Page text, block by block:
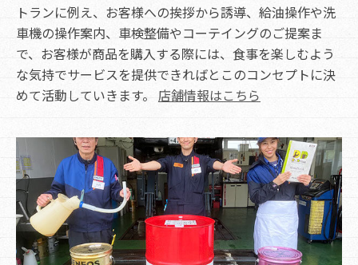
トランに例え、お客様への挨拶から誘導、給油操作や洗
車機の操作案内、車検整備やコーテイングのご提案ま
で、お客様が商品を購入する際には、食事を楽しむよう
な気持でサービスを提供できればとこのコンセプトに決
めて活動していきます。 店舗情報はこちら